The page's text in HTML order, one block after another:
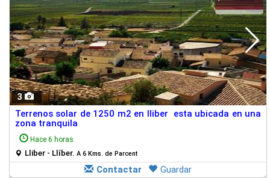
3
Terrenos solar de 1250 m2 en lliber esta ubicada en una
zona tranquila
Hace 6 horas
Lliber - Llíber. A 6 Kms. de Parcent
Contactar Guardar